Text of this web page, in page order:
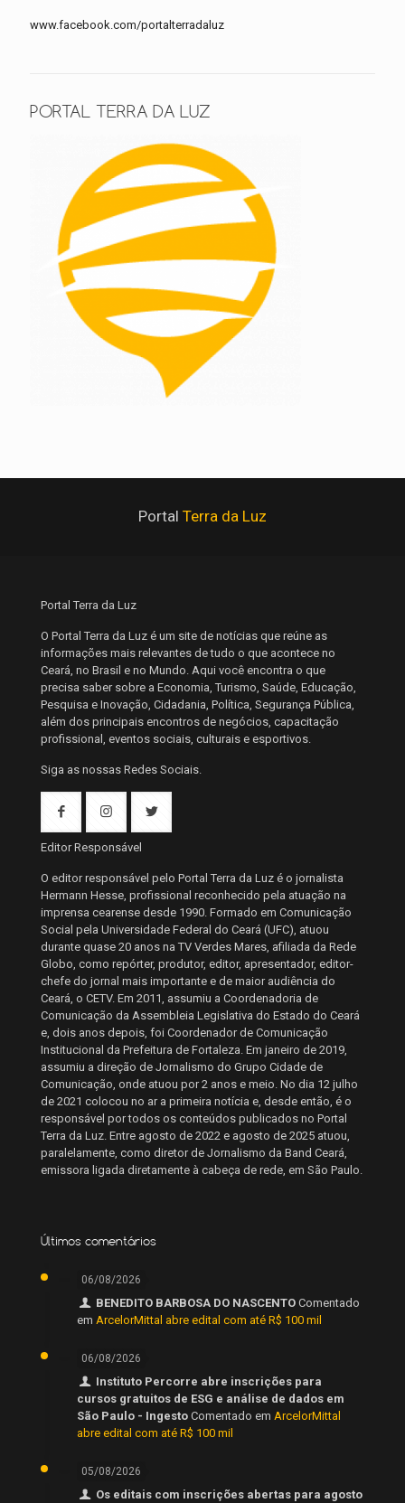
www.facebook.com/portalterradaluz
PORTAL TERRA DA LUZ
Portal Terra da Luz
Portal Terra da Luz
O Portal Terra da Luz é um site de notícias que reúne as
informações mais relevantes de tudo o que acontece no
Ceará, no Brasil e no Mundo. Aqui você encontra o que
precisa saber sobre a Economia, Turismo, Saúde, Educação,
Pesquisa e Inovação, Cidadania, Política, Segurança Pública,
além dos principais encontros de negócios, capacitação
profissional, eventos sociais, culturais e esportivos.
Siga as nossas Redes Sociais.
Editor Responsável
O editor responsável pelo Portal Terra da Luz é o jornalista
Hermann Hesse, profissional reconhecido pela atuação na
imprensa cearense desde 1990. Formado em Comunicação
Social pela Universidade Federal do Ceará (UFC), atuou
durante quase 20 anos na TV Verdes Mares, afiliada da Rede
Globo, como repórter, produtor, editor, apresentador, editor-
chefe do jornal mais importante e de maior audiência do
Ceará, o CETV. Em 2011, assumiu a Coordenadoria de
Comunicação da Assembleia Legislativa do Estado do Ceará
e, dois anos depois, foi Coordenador de Comunicação
Institucional da Prefeitura de Fortaleza. Em janeiro de 2019,
assumiu a direção de Jornalismo do Grupo Cidade de
Comunicação, onde atuou por 2 anos e meio. No dia 12 julho
de 2021 colocou no ar a primeira notícia e, desde então, é o
responsável por todos os conteúdos publicados no Portal
Terra da Luz. Entre agosto de 2022 e agosto de 2025 atuou,
paralelamente, como diretor de Jornalismo da Band Ceará,
emissora ligada diretamente à cabeça de rede, em São Paulo.
Últimos comentários
06/08/2026
BENEDITO BARBOSA DO NASCENTO Comentado
em ArcelorMittal abre edital com até R$ 100 mil
06/08/2026
Instituto Percorre abre inscrições para
cursos gratuitos de ESG e análise de dados em
São Paulo - Ingesto Comentado em ArcelorMittal
abre edital com até R$ 100 mil
05/08/2026
Os editais com inscrições abertas para agosto